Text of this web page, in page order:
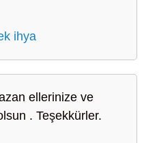
ihya
ellerinize ve
. Teşekkürler.